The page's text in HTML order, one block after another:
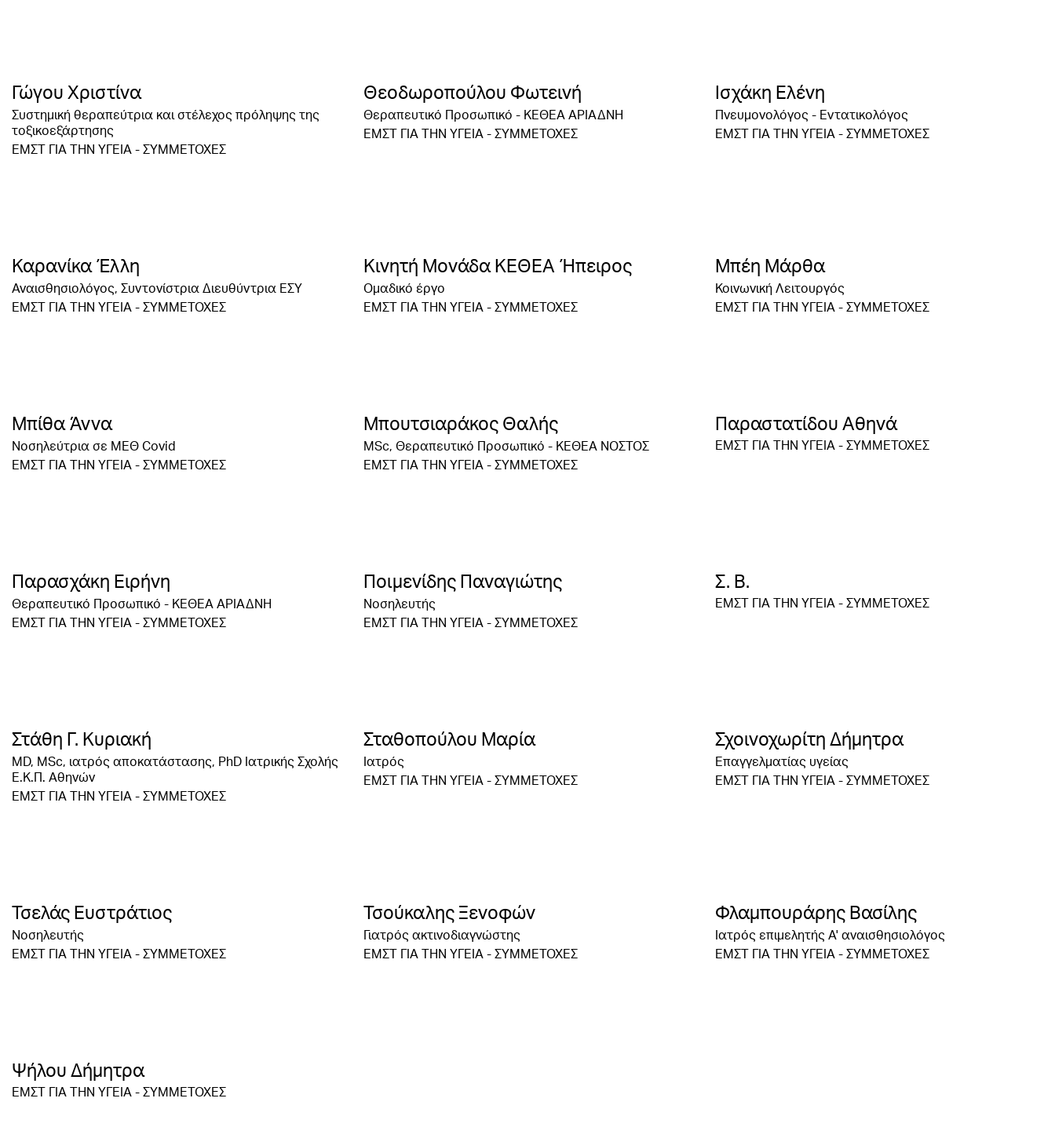
Γώγου Χριστίνα
Συστημική θεραπεύτρια και στέλεχος πρόληψης της
τοξικοεξάρτησης
ΕΜΣΤ ΓΙΑ ΤΗΝ ΥΓΕΙΑ - ΣΥΜΜΕΤΟΧΕΣ
Θεοδωροπούλου Φωτεινή
Θεραπευτικό Προσωπικό - ΚΕΘΕΑ ΑΡΙΑΔΝΗ
ΕΜΣΤ ΓΙΑ ΤΗΝ ΥΓΕΙΑ - ΣΥΜΜΕΤΟΧΕΣ
Ισχάκη Ελένη
Πνευμονολόγος - Εντατικολόγος
ΕΜΣΤ ΓΙΑ ΤΗΝ ΥΓΕΙΑ - ΣΥΜΜΕΤΟΧΕΣ
Καρανίκα Έλλη
Αναισθησιολόγος, Συντονίστρια Διευθύντρια ΕΣΥ
ΕΜΣΤ ΓΙΑ ΤΗΝ ΥΓΕΙΑ - ΣΥΜΜΕΤΟΧΕΣ
Κινητή Μονάδα ΚΕΘΕΑ Ήπειρος
Ομαδικό έργο
ΕΜΣΤ ΓΙΑ ΤΗΝ ΥΓΕΙΑ - ΣΥΜΜΕΤΟΧΕΣ
Μπέη Μάρθα
Κοινωνική Λειτουργός
ΕΜΣΤ ΓΙΑ ΤΗΝ ΥΓΕΙΑ - ΣΥΜΜΕΤΟΧΕΣ
Μπίθα Άννα
Νοσηλεύτρια σε ΜΕΘ Covid
ΕΜΣΤ ΓΙΑ ΤΗΝ ΥΓΕΙΑ - ΣΥΜΜΕΤΟΧΕΣ
Μπουτσιαράκος Θαλής
MSc, Θεραπευτικό Προσωπικό - ΚΕΘΕΑ ΝΟΣΤΟΣ
ΕΜΣΤ ΓΙΑ ΤΗΝ ΥΓΕΙΑ - ΣΥΜΜΕΤΟΧΕΣ
Παραστατίδου Αθηνά
ΕΜΣΤ ΓΙΑ ΤΗΝ ΥΓΕΙΑ - ΣΥΜΜΕΤΟΧΕΣ
Παρασχάκη Ειρήνη
Θεραπευτικό Προσωπικό - ΚΕΘΕΑ ΑΡΙΑΔΝΗ
ΕΜΣΤ ΓΙΑ ΤΗΝ ΥΓΕΙΑ - ΣΥΜΜΕΤΟΧΕΣ
Ποιμενίδης Παναγιώτης
Νοσηλευτής
ΕΜΣΤ ΓΙΑ ΤΗΝ ΥΓΕΙΑ - ΣΥΜΜΕΤΟΧΕΣ
Σ. Β.
ΕΜΣΤ ΓΙΑ ΤΗΝ ΥΓΕΙΑ - ΣΥΜΜΕΤΟΧΕΣ
Στάθη Γ. Κυριακή
MD, MSc, ιατρός αποκατάστασης, PhD Ιατρικής Σχολής
Ε.Κ.Π. Αθηνών
ΕΜΣΤ ΓΙΑ ΤΗΝ ΥΓΕΙΑ - ΣΥΜΜΕΤΟΧΕΣ
Σταθοπούλου Μαρία
Ιατρός
ΕΜΣΤ ΓΙΑ ΤΗΝ ΥΓΕΙΑ - ΣΥΜΜΕΤΟΧΕΣ
Σχοινοχωρίτη Δήμητρα
Επαγγελματίας υγείας
ΕΜΣΤ ΓΙΑ ΤΗΝ ΥΓΕΙΑ - ΣΥΜΜΕΤΟΧΕΣ
Τσελάς Ευστράτιος
Νοσηλευτής
ΕΜΣΤ ΓΙΑ ΤΗΝ ΥΓΕΙΑ - ΣΥΜΜΕΤΟΧΕΣ
Τσούκαλης Ξενοφών
Γιατρός ακτινοδιαγνώστης
ΕΜΣΤ ΓΙΑ ΤΗΝ ΥΓΕΙΑ - ΣΥΜΜΕΤΟΧΕΣ
Φλαμπουράρης Βασίλης
Ιατρός επιμελητής Α' αναισθησιολόγος
ΕΜΣΤ ΓΙΑ ΤΗΝ ΥΓΕΙΑ - ΣΥΜΜΕΤΟΧΕΣ
Ψήλου Δήμητρα
ΕΜΣΤ ΓΙΑ ΤΗΝ ΥΓΕΙΑ - ΣΥΜΜΕΤΟΧΕΣ